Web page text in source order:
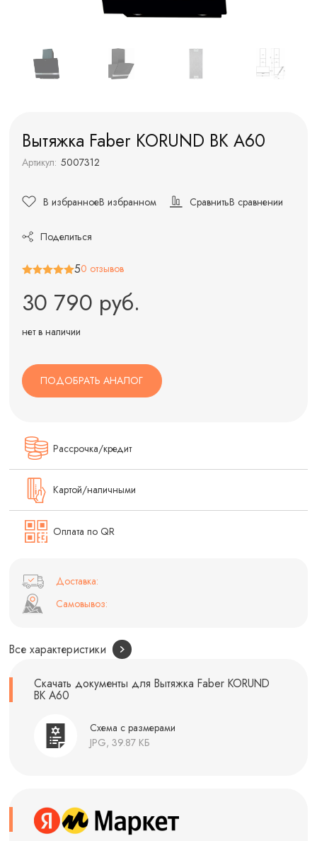
Вытяжка Faber KORUND BK A60
Артикул: 5007312
В избранноеВ избранном СравнитьВ сравнении
Поделиться
50 отзывов
30 790 руб.
нет в наличии
ПОДОБРАТЬ АНАЛОГ
Рассрочка/кредит
Картой/наличными
Оплата по QR
Доставка:
Самовывоз:
Все характеристики
Скачать документы для Вытяжка Faber KORUND
BK A60
Схема с размерами
JPG, 39.87 КБ